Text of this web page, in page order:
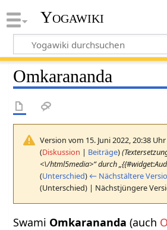
Yogawiki
Omkarananda
Version vom 15. Juni 2022, 20:38
(Diskussion | Beiträge)
<\/html5media>“ durch
(Unterschied) ← Nächstältere
(Unterschied) | Nächstjüngere
Swami Omkarananda (auch